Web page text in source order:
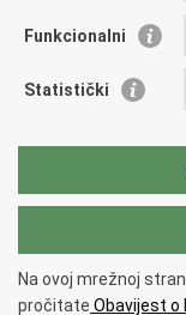
Državnoodvjetničko
Hrvatska
Europski pravosudni
Copyright © 2026
transformacije
Funkcionalni
Statistički
Na ovoj mrežnoj
pročitate Obavijest o